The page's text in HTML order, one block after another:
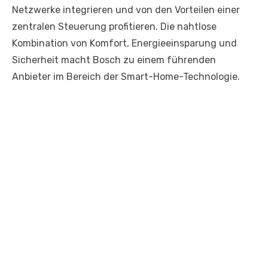
Netzwerke integrieren und von den Vorteilen einer
zentralen Steuerung profitieren. Die nahtlose
Kombination von Komfort, Energieeinsparung und
Sicherheit macht Bosch zu einem führenden
Anbieter im Bereich der Smart-Home-Technologie.